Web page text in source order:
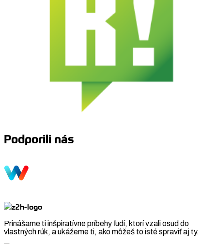
Podporili nás
Prinášame ti inšpiratívne príbehy ľudí, ktorí vzali osud do
vlastných rúk, a ukážeme ti, ako môžeš to isté spraviť aj ty.